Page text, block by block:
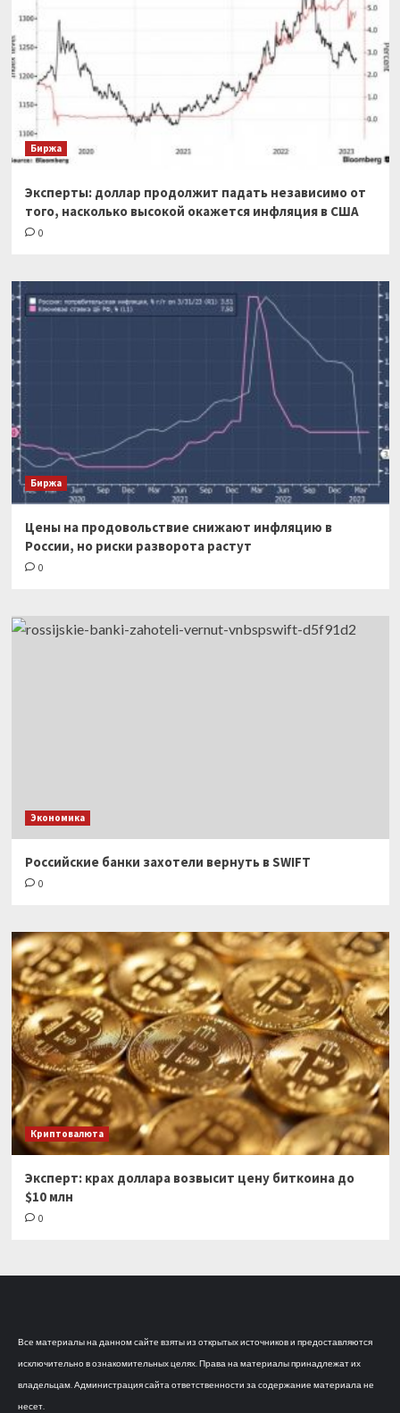
Биржа
Эксперты: доллар продолжит падать независимо от
того, насколько высокой окажется инфляция в США
0
Биржа
Цены на продовольствие снижают инфляцию в
России, но риски разворота растут
0
Экономика
Российские банки захотели вернуть в SWIFT
0
Криптовалюта
Эксперт: крах доллара возвысит цену биткоина до
$10 млн
0
Все материалы на данном сайте взяты из открытых источников и предоставляются
исключительно в ознакомительных целях. Права на материалы принадлежат их
владельцам. Администрация сайта ответственности за содержание материала не
несет.